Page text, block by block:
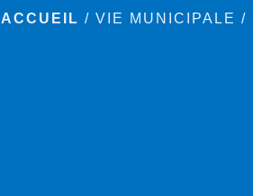
ACCUEIL /VIE MUNICIPALE /